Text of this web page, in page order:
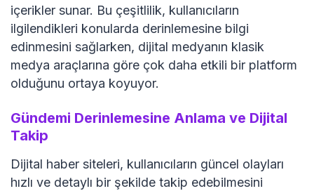
içerikler sunar. Bu çeşitlilik, kullanıcıların
ilgilendikleri konularda derinlemesine bilgi
edinmesini sağlarken, dijital medyanın klasik
medya araçlarına göre çok daha etkili bir platform
olduğunu ortaya koyuyor.
Gündemi Derinlemesine Anlama ve Dijital
Takip
Dijital haber siteleri, kullanıcıların güncel olayları
hızlı ve detaylı bir şekilde takip edebilmesini